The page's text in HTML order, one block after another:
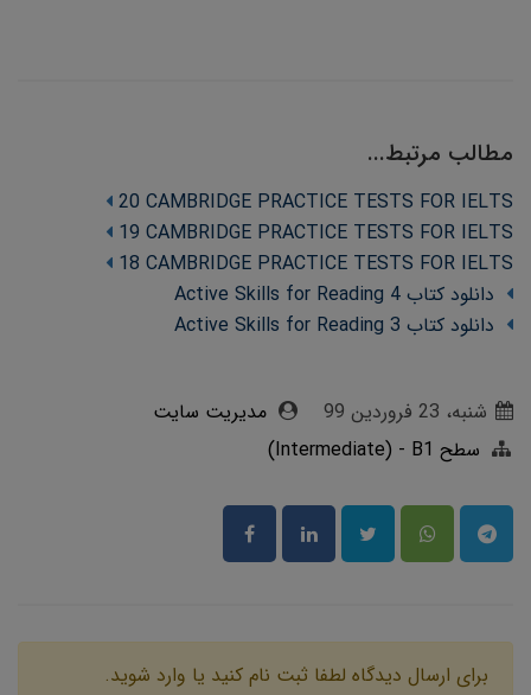
مطالب مرتبط...
20 CAMBRIDGE PRACTICE TESTS FOR IELTS
19 CAMBRIDGE PRACTICE TESTS FOR IELTS
18 CAMBRIDGE PRACTICE TESTS FOR IELTS
دانلود کتاب Active Skills for Reading 4
دانلود کتاب Active Skills for Reading 3
شنبه، 23 فروردین 99
مدیریت سایت
سطح Intermediate) - B1)
برای ارسال دیدگاه لطفا ثبت نام کنید یا وارد شوید.